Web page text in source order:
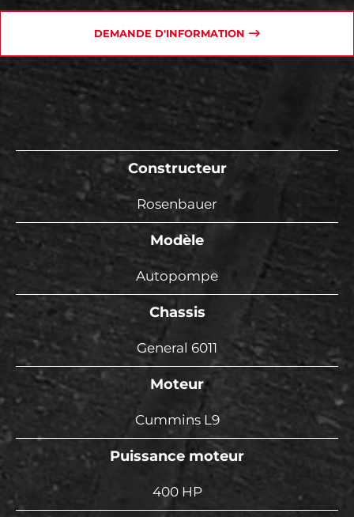
DEMANDE D'INFORMATION
Constructeur
Rosenbauer
Modèle
Autopompe
Chassis
General 6011
Moteur
Cummins L9
Puissance moteur
400 HP